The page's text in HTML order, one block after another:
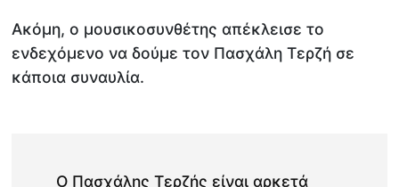
Ακόμη, ο μουσικοσυνθέτης απέκλεισε το
ενδεχόμενο να δούμε τον Πασχάλη Τερζή σε
κάποια συναυλία.
Ο Πασχάλης Τερζής είναι αρκετά